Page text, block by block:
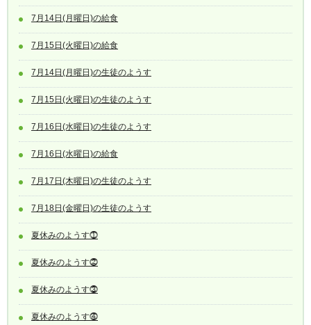
7月14日(月曜日)の給食
7月15日(火曜日)の給食
7月14日(月曜日)の生徒のようす
7月15日(火曜日)の生徒のようす
7月16日(水曜日)の生徒のようす
7月16日(水曜日)の給食
7月17日(木曜日)の生徒のようす
7月18日(金曜日)の生徒のようす
夏休みのようす⓵
夏休みのようす⓶
夏休みのようす⓷
夏休みのようす⓸